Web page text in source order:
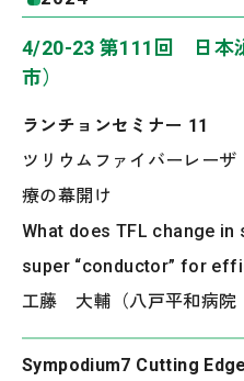
4/20-23 第111回 日本
市）
ランチョンセミナー 11
ツリウムファイバーレー
療の幕開け
What does TFL change in
super “conductor” for
工藤 大輔（八戸平和病院
Sympodium7 Cutting